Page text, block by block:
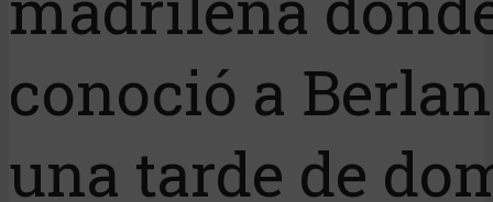
conoció a
una tarde de